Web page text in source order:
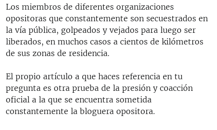
Los miembros de diferentes organizaciones
opositoras que constantemente son secuestrados en
la vía pública, golpeados y vejados para luego ser
liberados, en muchos casos a cientos de kilómetros
de sus zonas de residencia.
El propio artículo a que haces referencia en tu
pregunta es otra prueba de la presión y coacción
oficial a la que se encuentra sometida
constantemente la bloguera opositora.